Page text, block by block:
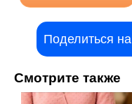
Поделиться на
Смотрите также